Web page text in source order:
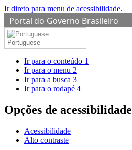
Ir direto para menu de acessibilidade.
Portal do Governo Brasileiro
Portuguese
Ir para o conteúdo 1
Ir para o menu 2
Ir para a busca 3
Ir para o rodapé 4
Opções de acessibilidade
Acessibilidade
Alto contraste